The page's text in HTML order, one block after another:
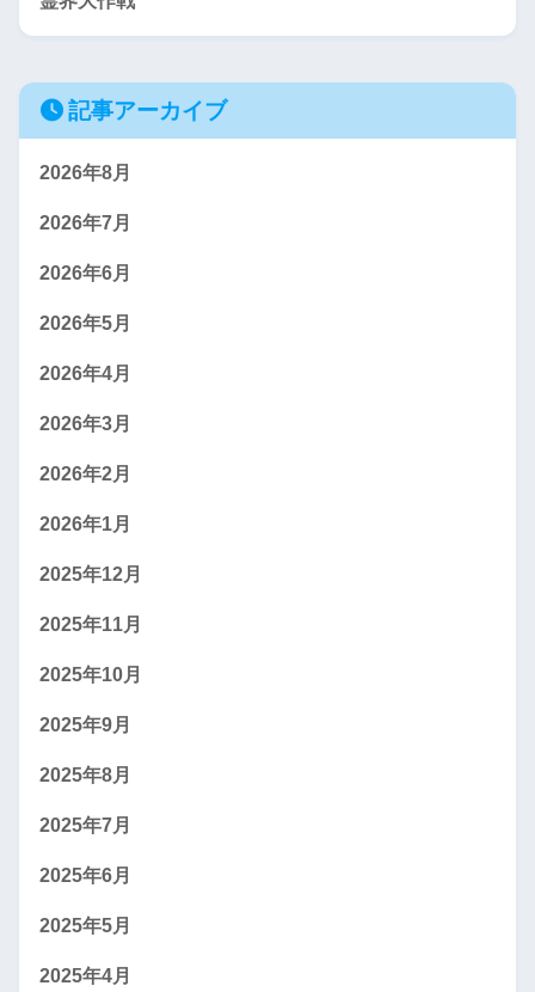
記事アーカイブ
2026年8月
2026年7月
2026年6月
2026年5月
2026年4月
2026年3月
2026年2月
2026年1月
2025年12月
2025年11月
2025年10月
2025年9月
2025年8月
2025年7月
2025年6月
2025年5月
2025年4月